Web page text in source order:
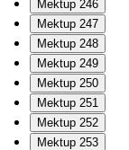
Mektup 246
Mektup 247
Mektup 248
Mektup 249
Mektup 250
Mektup 251
Mektup 252
Mektup 253